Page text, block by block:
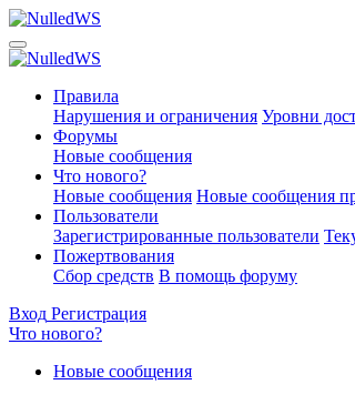
Правила
Нарушения и ограничения Уровни
Форумы
Новые сообщения
Что нового?
Новые сообщения Новые сообщения
Пользователи
Зарегистрированные пользователи
Пожертвования
Сбор средств В помощь форуму
Вход Регистрация
Что нового?
Новые сообщения